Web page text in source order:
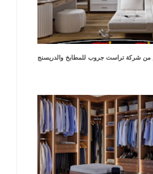
من شركة تراست جروب للمطابخ والدريسنج